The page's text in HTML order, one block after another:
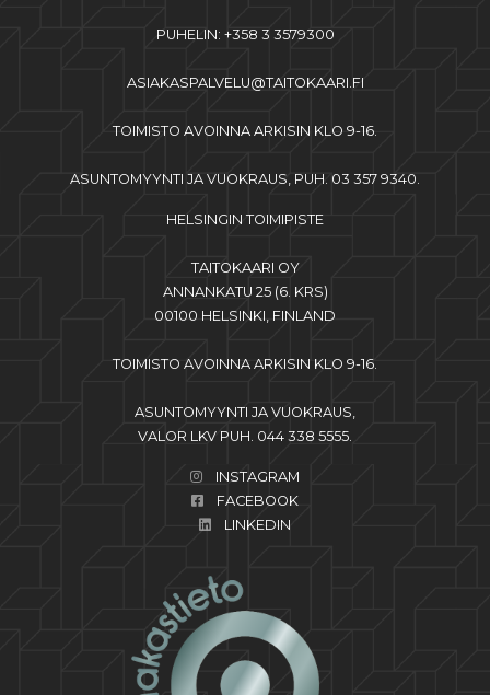
PUHELIN: +358 3 3579300
ASIAKASPALVELU@TAITOKAARI.FI
TOIMISTO AVOINNA ARKISIN KLO 9-16.
ASUNTOMYYNTI JA VUOKRAUS, PUH. 03 357 9340.
HELSINGIN TOIMIPISTE
TAITOKAARI OY
ANNANKATU 25 (6. KRS)
00100 HELSINKI, FINLAND
TOIMISTO AVOINNA ARKISIN KLO 9-16.
ASUNTOMYYNTI JA VUOKRAUS,
VALOR LKV PUH. 044 338 5555.
INSTAGRAM
FACEBOOK
LINKEDIN